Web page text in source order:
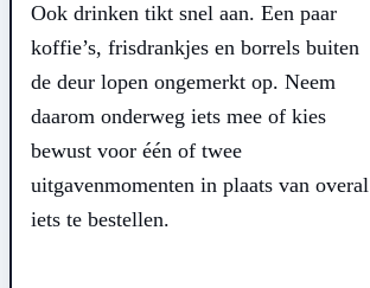
Ook drinken tikt snel aan. Een paar
koffie’s, frisdrankjes en borrels buiten
de deur lopen ongemerkt op. Neem
daarom onderweg iets mee of kies
bewust voor één of twee
uitgavenmomenten in plaats van overal
iets te bestellen.